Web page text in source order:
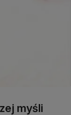
myśli